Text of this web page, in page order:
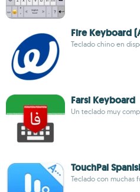
Fire Keyboard
Teclado chino en
Farsi Keyboard
Un teclado muy
TouchPal
Teclado con muchas